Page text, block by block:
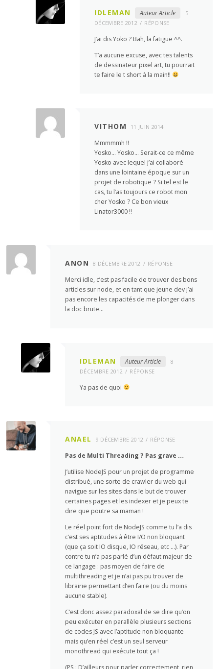
IDLEMAN Auteur Article
5
DÉCEMBRE 2012
RÉPONSE
J’ai dis Yoko ? Bah, la fatigue ^^.
T’a aucune excuse, avec tes talents
de dessinateur pixel art, tu pourrait
te faire le t short à la main!!
VITHOM 11 JUIN 2014
Mmmmmh !!
Yosko… Yosko… Serait-ce ce même
Yosko avec lequel j’ai collaboré
dans une lointaine époque sur un
projet de robotique ? Si tel est le
cas, tu l’as toujours ce robot mon
cher Yosko ? Ce bon vieux
Linator3000 !!
ANON 8 DÉCEMBRE 2012 RÉPONSE
Merci idle, c’est pas facile de trouver des bons
articles sur node, et en tant que jeune dev j’ai
pas encore les capacités de me plonger dans
la doc brute…
IDLEMAN Auteur Article
8
DÉCEMBRE 2012
RÉPONSE
Ya pas de quoi
ANAEL 9 DÉCEMBRE 2012 RÉPONSE
Pas de Multi Threading ? Pas grave …
J’utilise NodeJS pour un projet de programme
distribué, une sorte de crawler du web qui
navigue sur les sites dans le but de trouver
certaines pages et les indexer et je peux te
dire que poutre sa maman !
Le réel point fort de NodeJS comme tu l’a dis
c’est ses aptitudes à être I/O non bloquant
(que ça soit IO disque, IO réseau, etc …). Par
contre tu n’a pas parlé d’un défaut majeur de
ce langage : pas moyen de faire de
multithreading et je n’ai pas pu trouver de
librairie permettant d’en faire (ou du moins
aucune stable).
C’est donc assez paradoxal de se dire qu’on
peu exécuter en parallèle plusieurs sections
de codes JS avec l’aptitude non bloquante
mais qu’en réel c’est un seul serveur
monothread qui exécute tout ça !